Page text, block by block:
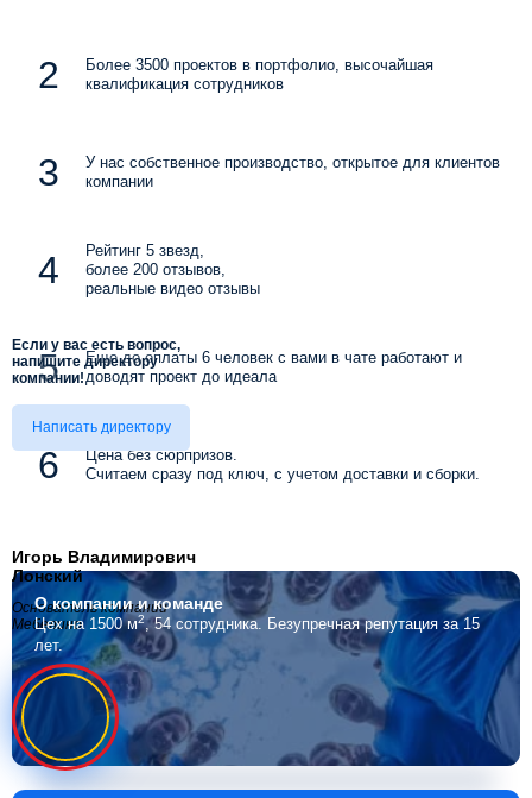
Более 3500 проектов в портфолио, высочайшая
квалификация сотрудников
У нас собственное производство, открытое для клиентов
компании
Рейтинг 5 звезд,
более 200 отзывов,
реальные видео отзывы
Еще до оплаты 6 человек с вами в чате работают и
доводят проект до идеала
Цена без сюрпризов.
Считаем сразу под ключ, с учетом доставки и сборки.
Если у вас есть вопрос,
напишите директору
компании!
Написать директору
Игорь Владимирович
Лонский
Основатель компании
Мебелино
О компаниии команде
Цех на 1500 м2, 54 сотрудника. Безупречная репутация за 15
лет.